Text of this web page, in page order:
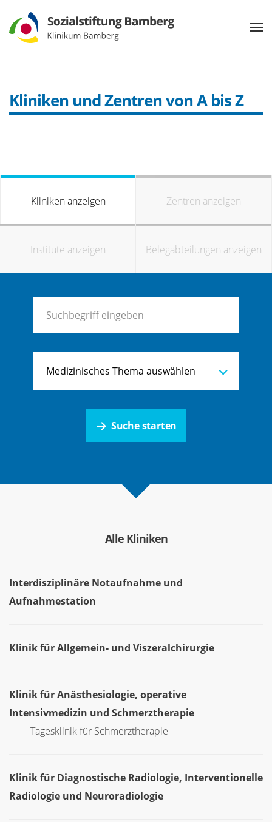
Kliniken und Zentren von A bis Z
Kliniken anzeigen Zentren anzeigen
Institute anzeigen Belegabteilungen anzeigen
Medizinisches Thema auswählen
Suche starten
Alle Kliniken
Interdisziplinäre Notaufnahme und
Aufnahmestation
Klinik für Allgemein- und Viszeralchirurgie
Klinik für Anästhesiologie, operative
Intensivmedizin und Schmerztherapie
Tagesklinik für Schmerztherapie
Klinik für Diagnostische Radiologie, Interventionelle
Radiologie und Neuroradiologie